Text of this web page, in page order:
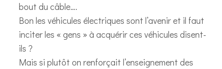
bout du câble….
Bon les véhicules électriques sont l’avenir et il faut
inciter les « gens » à acquérir ces véhicules disent-
ils ?
Mais si plutôt on renforçait l’enseignement des